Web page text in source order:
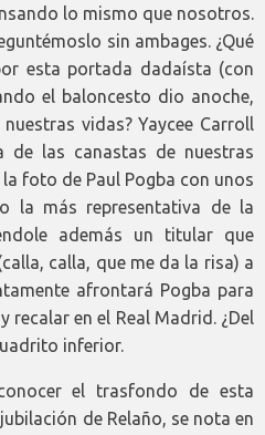
lo mismo que nosotros.
sin ambages. ¿Qué
esta portada dadaísta (con
el baloncesto dio anoche,
vidas? Yaycee Carroll
de las canastas de nuestras
foto de Paul Pogba con unos
la más representativa de la
además un titular que
calla, que me da la risa) a
afrontará Pogba para
recalar en el Real Madrid. ¿Del
inferior.
el trasfondo de esta
de Relaño, se nota en